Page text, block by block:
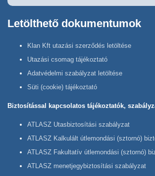
Letölthető dokumentumok
Klan Kft utazási szerződés letöltése
Utazási csomag tájékoztató
Adatvédelmi szabályzat letöltése
Süti (cookie) tájékoztató
Biztosítással kapcsolatos tájékoztatók,
ATLASZ Utasbiztosítási szabályzat
ATLASZ Kalkulált útlemondási (sztornó)
ATLASZ Fakultatív útlemondási (sztornó)
ATLASZ menetjegybiztosítási szabályzat